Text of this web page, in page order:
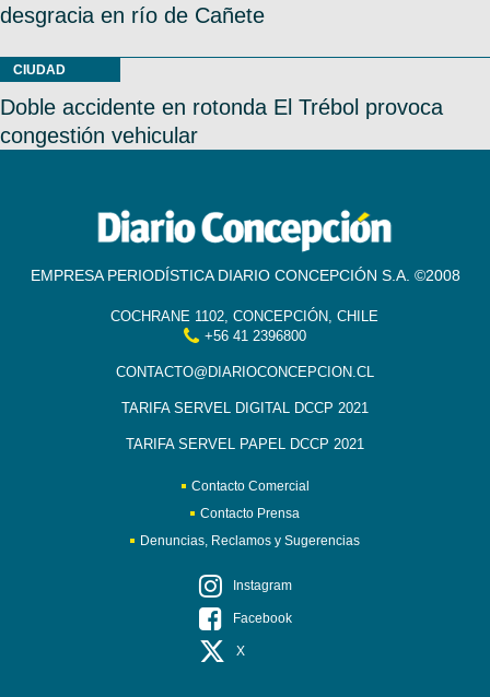
desgracia en río de Cañete
CIUDAD
Doble accidente en rotonda El Trébol provoca
congestión vehicular
EMPRESA PERIODÍSTICA DIARIO CONCEPCIÓN S.A. ©2008
COCHRANE 1102, CONCEPCIÓN, CHILE
+56 41 2396800
CONTACTO@DIARIOCONCEPCION.CL
TARIFA SERVEL DIGITAL DCCP 2021
TARIFA SERVEL PAPEL DCCP 2021
Contacto Comercial
Contacto Prensa
Denuncias, Reclamos y Sugerencias
Instagram
Facebook
X